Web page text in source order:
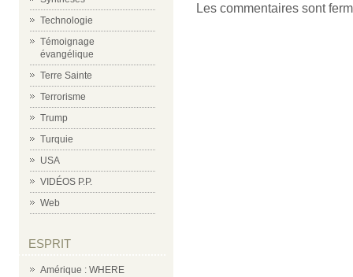
Technologie
Témoignage
évangélique
Terre Sainte
Terrorisme
Trump
Turquie
USA
VIDÉOS P.P.
Web
ESPRIT
Amérique : WHERE
Les commentaires sont